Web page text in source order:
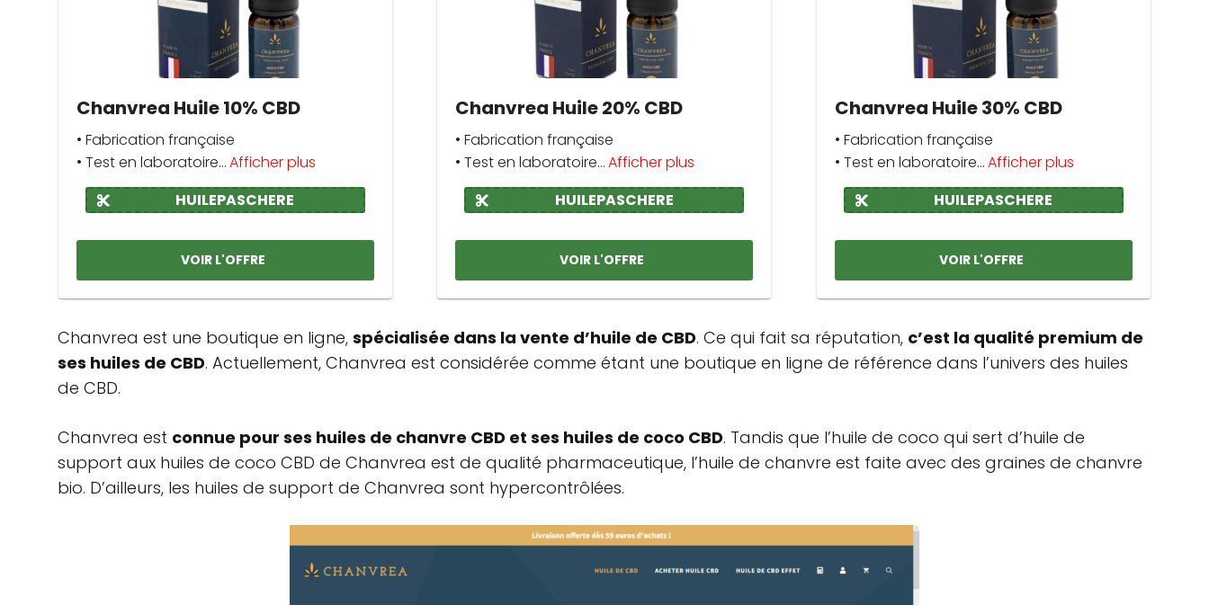
Chanvrea Huile 10% CBD
• Fabrication française
• Test en laboratoire...Afficher plus
HUILEPASCHERE
VOIR L'OFFRE
Chanvrea Huile 20% CBD
• Fabrication française
• Test en laboratoire...Afficher plus
HUILEPASCHERE
VOIR L'OFFRE
Chanvrea Huile 30% CBD
• Fabrication française
• Test en laboratoire...Afficher plus
HUILEPASCHERE
VOIR L'OFFRE
Chanvrea est une boutique en ligne, spécialisée dans la vente d’huile de CBD. Ce qui fait sa réputation, c’est la qualité premium de
ses huiles de CBD. Actuellement, Chanvrea est considérée comme étant une boutique en ligne de référence dans l’univers des huiles
de CBD.
Chanvrea est connue pour ses huiles de chanvre CBD et ses huiles de coco CBD. Tandis que l’huile de coco qui sert d’huile de
support aux huiles de coco CBD de Chanvrea est de qualité pharmaceutique, l’huile de chanvre est faite avec des graines de chanvre
bio. D’ailleurs, les huiles de support de Chanvrea sont hypercontrôlées.